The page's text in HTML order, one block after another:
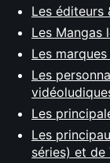
Les éditeurs
Les Mangas
Les
Les
Les
Les
séries) et de